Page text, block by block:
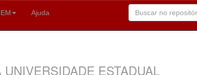
Ajuda
ESTADUAL